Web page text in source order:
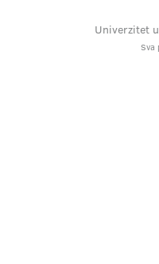
Univerzitet
Sva